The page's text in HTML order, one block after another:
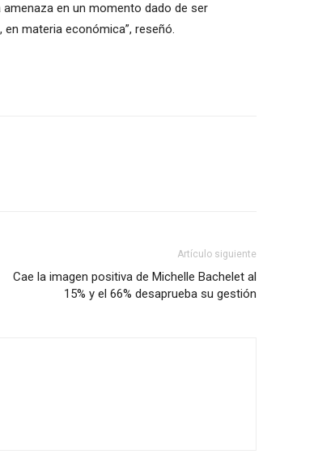
en un momento dado de ser
materia económica”, reseñó.
Artículo siguiente
Cae la imagen positiva de Michelle Bachelet al
15% y el 66% desaprueba su gestión